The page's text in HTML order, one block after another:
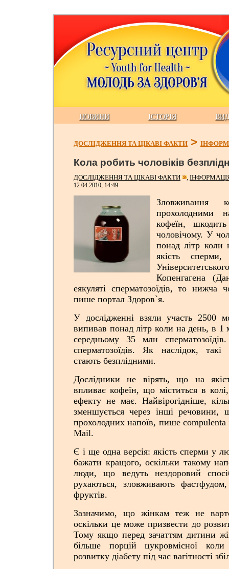
НОВИНИ ІСТОРІЯ
ДОСЛІДЖЕННЯ ТА ЦІКАВІ ФАКТИ >
Кола робить чоловіків
ДОСЛІДЖЕННЯ ТА ЦІКАВІ ФАКТИ ,
12.04.2010, 14:49
прохолодними
кофеїн,
чоловічому. У
понад літр коли
якість
Копенгагена
еякуляті сперматозоїдів, то нижча
пише портал Здоров`я.
У дослідженні взяли участь 2500
випивав понад літр коли на день, в 1
середньому 35 млн
сперматозоїдів. Як наслідок, такі
стають безплідними.
Дослідники не вірять, що на
впливає кофеїн, що міститься в
ефекту не має. Найвірогідніше,
зменшується через інші речовини,
прохолодних напоїв, пише
Mail.
Є і ще одна версія: якість сперми у
бажати кращого, оскільки такому
люди, що ведуть нездоровий
рухаються, зловживають
фруктів.
Зазначимо, що жінкам теж не
оскільки це може призвести до
Тому якщо перед зачаттям дитини
більше порцій цукровмісної
розвитку діабету під час вагітності